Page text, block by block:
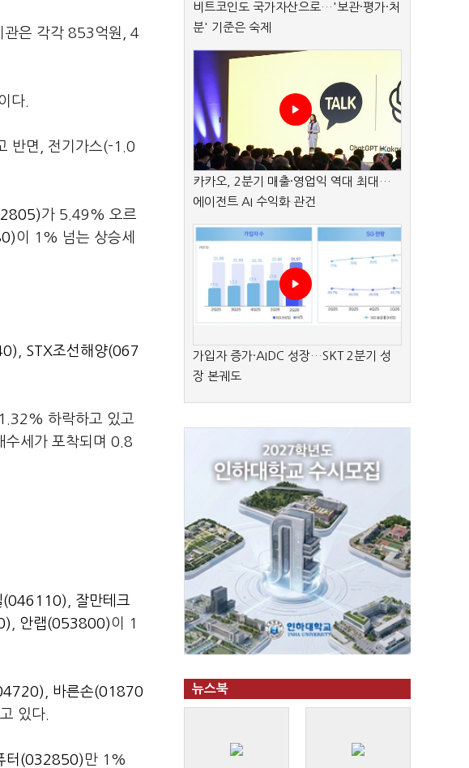
관은 각각 853억원, 4
다.
반면, 전기가스(-1.0
가 5.49% 오르
이 1% 넘는 상승세
STX조선해양(067
하락하고 있고
수세가 포착되며 0.8
(046110)
잘만테크
안랩(053800)이 1
바른손(01870
있다.
터(032850) 만 1%
비트코인도 국가자산으로…'보관·평가·처
분' 기준은 숙제
카카오, 2분기 매출·영업익 역대 최대…
에이전트 AI 수익화 관건
가입자 증가·AIDC 성장…SKT 2분기 성
장 본궤도
뉴스북